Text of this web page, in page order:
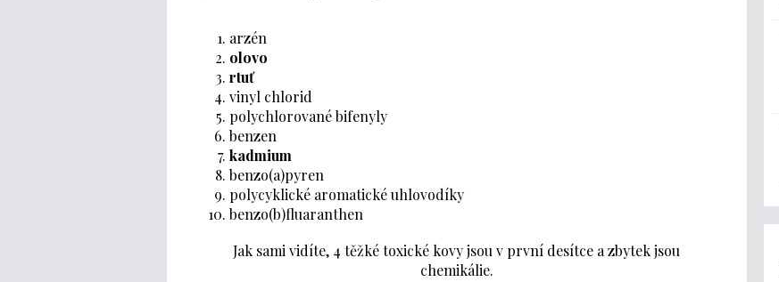
arzén
olovo
rtuť
vinyl chlorid
polychlorované bifenyly
benzen
kadmium
benzo(a)pyren
polycyklické aromatické uhlovodíky
benzo(b)fluaranthen
Jak sami vidíte, 4 těžké toxické kovy jsou v první desítce a zbytek jsou
chemikálie.